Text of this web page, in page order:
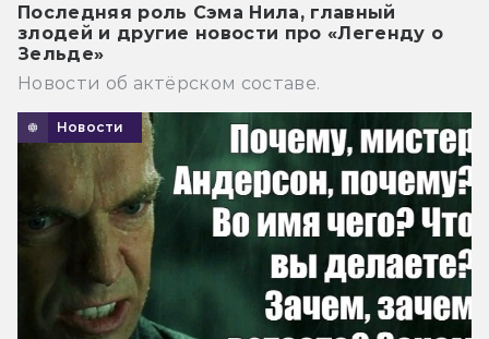
Последняя роль Сэма Нила, главный
злодей и другие новости про «Легенду о
Зельде»
Новости об актёрском составе.
Новости